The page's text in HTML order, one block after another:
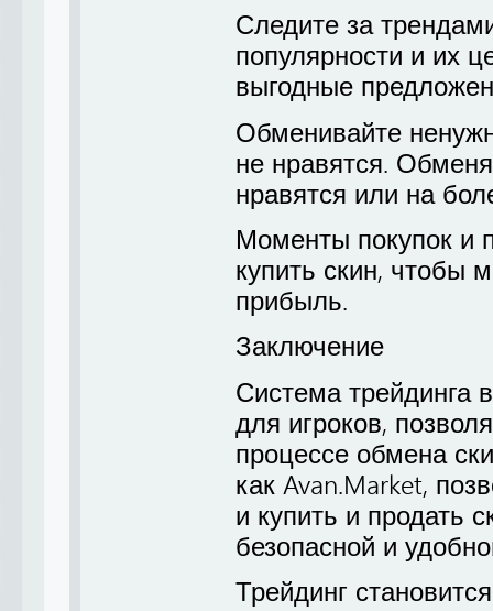
Следите за
популярности и их
выгодные
Обменивайте
не нравятся.
нравятся или на
Моменты покупок и
купить скин, чтобы
прибыль.
Заключение
Система трейдинга
для игроков,
процессе обмена
как Avan.Market,
и купить и продать
безопасной и
Трейдинг